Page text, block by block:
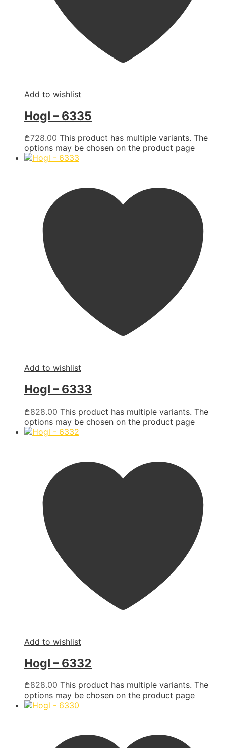
Add to wishlist
Hogl – 6335
₾728.00 This product has multiple variants. The
options may be chosen on the product page
Add to wishlist
Hogl – 6333
₾828.00 This product has multiple variants. The
options may be chosen on the product page
Add to wishlist
Hogl – 6332
₾828.00 This product has multiple variants. The
options may be chosen on the product page